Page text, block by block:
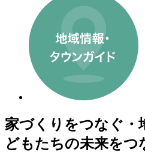
家づくりをつなぐ・
どもたちの未来をつ